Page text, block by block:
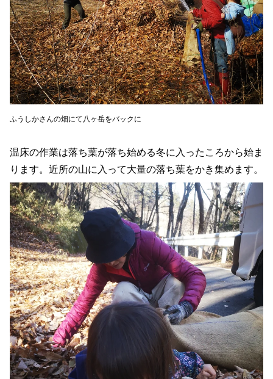
ふうしかさんの畑にて八ヶ岳をバックに
温床の作業は落ち葉が落ち始める冬に入ったころから始ま
ります。近所の山に入って大量の落ち葉をかき集めます。